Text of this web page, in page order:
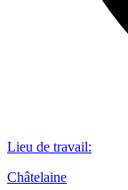
Lieu de travail:
Châtelaine